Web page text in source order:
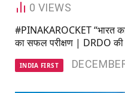
0 VIEWS
#PINAKAROCKET “भारत
का सफल परीक्षण | DRDO की
INDIA FIRST